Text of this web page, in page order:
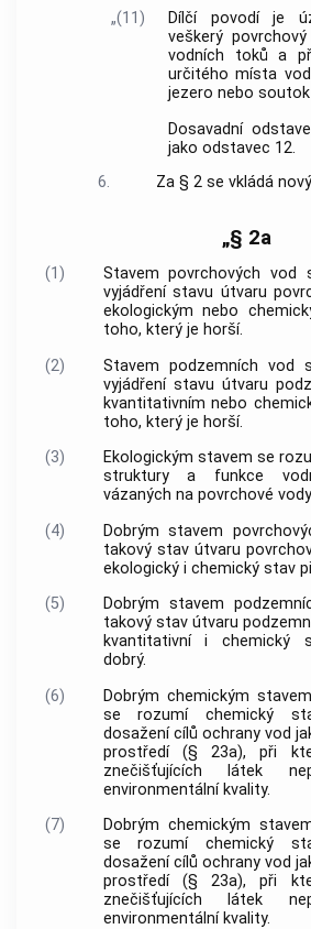
„(11)
Dílčí povodí je
veškerý
vodních toků a
určitého místa
jezero nebo soutok
Dosavadní
jako odstavec 12.
6.
Za § 2 se vkládá
„§ 2a
(1)
Stavem povrchových vod
vyjádření stavu útvaru
ekologickým nebo
toho, který je horší.
(2)
Stavem podzemních vod
vyjádření stavu útvaru
kvantitativním nebo
toho, který je horší.
(3)
Ekologickým stavem se
struktury a funkce
vázaných na povrchové
(4)
Dobrým stavem
takový stav útvaru
ekologický i chemický stav
(5)
Dobrým stavem
takový stav útvaru
kvantitativní i chemický
dobrý.
(6)
Dobrým chemickým
se rozumí chemický
dosažení cílů ochrany vod
prostředí (§ 23a), při
znečišťujících látek
environmentální kvality.
(7)
Dobrým chemickým
se rozumí chemický
dosažení cílů ochrany vod
prostředí (§ 23a), při
znečišťujících látek
environmentální kvality.